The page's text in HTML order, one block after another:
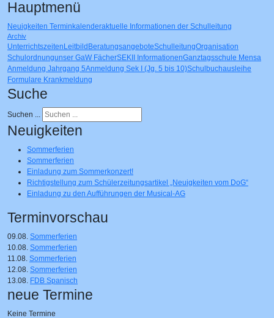
Hauptmenü
Neuigkeiten
Archiv
Terminkalenderaktuelle Informationen der Schulleitung
UnterrichtszeitenLeitbildBeratungsangeboteSchulleitungOrganisation
Schulordnungunser GaW FächerSEKII InformationenGanztagsschule Mensa
Anmeldung Jahrgang 5Anmeldung Sek I (Jg. 5 bis 10)Schulbuchausleihe
Formulare Krankmeldung
Suche
Suchen ...
Neuigkeiten
Sommerferien
Sommerferien
Einladung zum Sommerkonzert!
Richtigstellung zum Schülerzeitungsartikel „Neuigkeiten vom DoG“
Einladung zu den Aufführungen der Musical-AG
Terminvorschau
09.08. Sommerferien
10.08. Sommerferien
11.08. Sommerferien
12.08. Sommerferien
13.08. FDB Spanisch
neue Termine
Keine Termine